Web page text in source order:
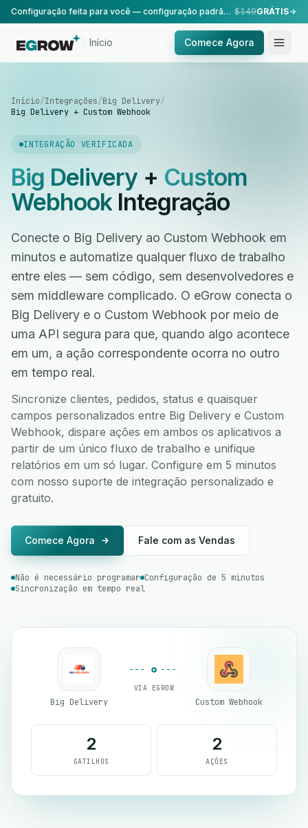
Configuração feita para você — configuração padrão, realizada pela nossa equipe. $149GRÁTIS
Início Comece Agora
Início/Integrações/Big Delivery/
Big Delivery + Custom Webhook
INTEGRAÇÃO VERIFICADA
Big Delivery+ Custom
WebhookIntegração
Conecte o Big Delivery ao Custom Webhook em
minutos e automatize qualquer fluxo de trabalho
entre eles — sem código, sem desenvolvedores e
sem middleware complicado. O eGrow conecta o
Big Delivery e o Custom Webhook por meio de
uma API segura para que, quando algo acontece
em um, a ação correspondente ocorra no outro
em tempo real.
Sincronize clientes, pedidos, status e quaisquer
campos personalizados entre Big Delivery e Custom
Webhook, dispare ações em ambos os aplicativos a
partir de um único fluxo de trabalho e unifique
relatórios em um só lugar. Configure em 5 minutos
com nosso suporte de integração personalizado e
gratuito.
Comece Agora Fale com as Vendas
Não é necessário programar Configuração de 5 minutos
Sincronização em tempo real
Big Delivery
VIA EGROW
Custom Webhook
2
GATILHOS
2
AÇÕES